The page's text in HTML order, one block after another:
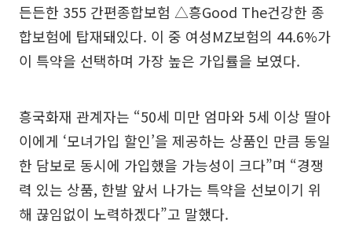
든든한 355 간편종합보험 △흥Good The건강한 종
합보험에 탑재돼있다. 이 중 여성MZ보험의 44.6%가
이 특약을 선택하며 가장 높은 가입률을 보였다.
흥국화재 관계자는 “50세 미만 엄마와 5세 이상 딸아
이에게 ‘모녀가입 할인’을 제공하는 상품인 만큼 동일
한 담보로 동시에 가입했을 가능성이 크다”며 “경쟁
력 있는 상품, 한발 앞서 나가는 특약을 선보이기 위
해 끊임없이 노력하겠다”고 말했다.